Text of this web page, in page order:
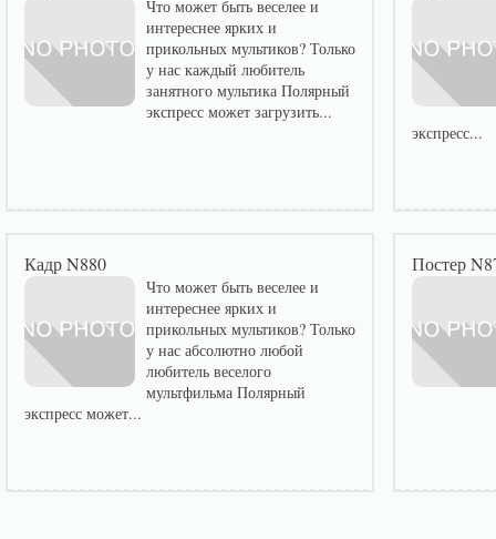
Что может быть веселее и
интереснее ярких и
прикольных мультиков? Только
у нас каждый любитель
занятного мультика Полярный
экспресс может загрузить...
экспресс...
Кадр N880
Что может быть веселее и
интереснее ярких и
прикольных мультиков? Только
у нас абсолютно любой
любитель веселого
мультфильма Полярный
экспресс может...
Постер